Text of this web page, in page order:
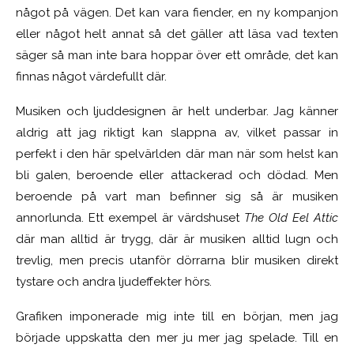
något på vägen. Det kan vara fiender, en ny kompanjon
eller något helt annat så det gäller att läsa vad texten
säger så man inte bara hoppar över ett område, det kan
finnas något värdefullt där.
Musiken och ljuddesignen är helt underbar. Jag känner
aldrig att jag riktigt kan slappna av, vilket passar in
perfekt i den här spelvärlden där man när som helst kan
bli galen, beroende eller attackerad och dödad. Men
beroende på vart man befinner sig så är musiken
annorlunda. Ett exempel är värdshuset The Old Eel Attic
där man alltid är trygg, där är musiken alltid lugn och
trevlig, men precis utanför dörrarna blir musiken direkt
tystare och andra ljudeffekter hörs.
Grafiken imponerade mig inte till en början, men jag
började uppskatta den mer ju mer jag spelade. Till en